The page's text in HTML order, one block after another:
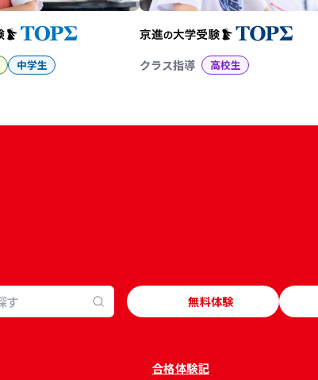
中学生 クラス指導 高校生
無料体験
合格体験記